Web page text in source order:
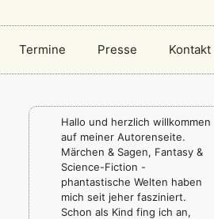
Termine Presse Kontakt
Hallo und herzlich willkommen
auf meiner Autorenseite.
Märchen & Sagen, Fantasy &
Science-Fiction -
phantastische Welten haben
mich seit jeher fasziniert.
Schon als Kind fing ich an,